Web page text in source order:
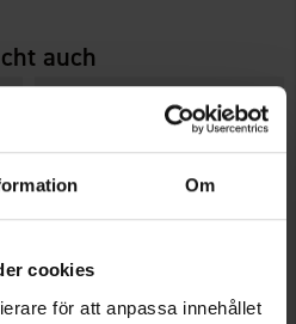
Om
cookies
för att anpassa innehållet
auch